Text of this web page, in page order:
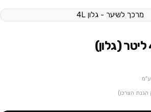
הגנת הצרכן)